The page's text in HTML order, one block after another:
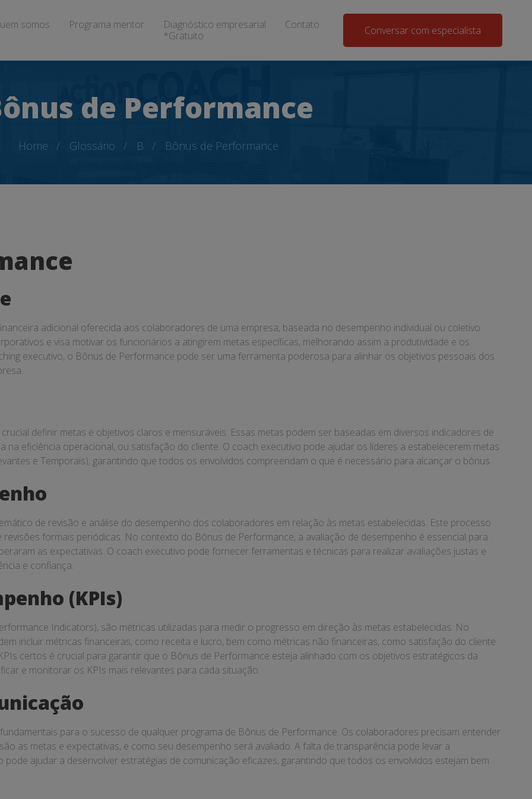
somos Programa mentor
Diagnóstico empresarial
*Gratuito
Contato Conversar com especialista
de Performance
Home Glossário B Bônus de Performance
adicional oferecida aos colaboradores de uma empresa, baseada no desempenho individual ou coletivo.
e visa motivar os funcionários a atingirem metas específicas, melhorando assim a produtividade e os
executivo, o Bônus de Performance pode ser uma ferramenta poderosa para alinhar os objetivos pessoais dos
definir metas e objetivos claros e mensuráveis. Essas metas podem ser baseadas em diversos indicadores de
na eficiência operacional, ou satisfação do cliente. O coach executivo pode ajudar os líderes a estabelecerem metas
e Temporais), garantindo que todos os envolvidos compreendam o que é necessário para alcançar o bônus.
de revisão e análise do desempenho dos colaboradores em relação às metas estabelecidas. Este processo
formais periódicas. No contexto do Bônus de Performance, a avaliação de desempenho é essencial para
as expectativas. O coach executivo pode fornecer ferramentas e técnicas para realizar avaliações justas e
e confiança.
(KPIs)
Indicators), são métricas utilizadas para medir o progresso em direção às metas estabelecidas. No
incluir métricas financeiras, como receita e lucro, bem como métricas não financeiras, como satisfação do cliente
certos é crucial para garantir que o Bônus de Performance esteja alinhado com os objetivos estratégicos da
e monitorar os KPIs mais relevantes para cada situação.
para o sucesso de qualquer programa de Bônus de Performance. Os colaboradores precisam entender
as metas e expectativas, e como seu desempenho será avaliado. A falta de transparência pode levar a
ajudar a desenvolver estratégias de comunicação eficazes, garantindo que todos os envolvidos estejam bem